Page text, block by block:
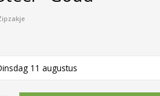
11 augustus